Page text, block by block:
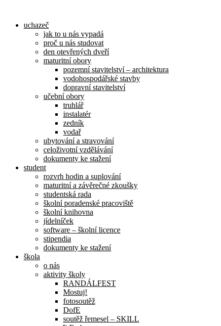
obsahuuchazeč
jak to u nás vypadá
proč u nás studovat
den otevřených dveří
maturitní obory
pozemní stavitelství – architektura
vodohospodářské stavby
dopravní stavitelství
učební obory
truhlář
instalatér
zedník
vodař
ubytování a stravování
celoživotní vzdělávání
dokumenty ke stažení
student
rozvrh hodin a suplování
maturitní a závěrečné zkoušky
studentská rada
školní poradenské pracoviště
školní knihovna
jídelníček
software – školní licence
stipendia
dokumenty ke stažení
škola
o nás
aktivity školy
RANDÁLFEST
Mostuj!
fotosoutěž
DofE
soutěž řemesel – SKILL